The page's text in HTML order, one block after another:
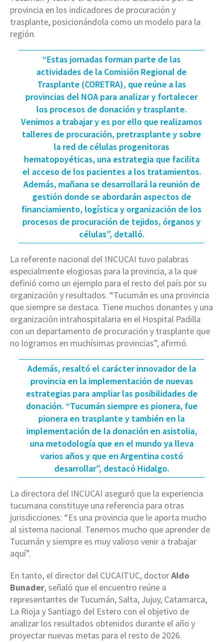
provincia en los indicadores de procuración y
trasplante, posicionándola como un modelo para la
región.
“Estas jornadas forman parte de las
actividades de la Comisión Regional de
Trasplante (CORETRA), que reúne a las
provincias del NOA para analizar y fortalecer
los procesos de donación y trasplante.
Venimos a trabajar y es por ello que realizamos
talleres de procuración, pretrasplante y sobre
la red de células progenitoras
hematopoyéticas, una estrategia que facilita
el acceso de los pacientes a los tratamientos.
Además, mañana se desarrollará la reunión de
gestión donde se abordarán aspectos de
financiamiento, logística y organización de los
procesos de procuración de tejidos, órganos y
células”, detalló.
La referente nacional del INCUCAI tuvo palabras
especialmente elogiosas para la provincia, a la que
definió como un ejemplo para el resto del país por su
organización y resultados. “Tucumán es una provincia
que siempre se destaca. Tiene muchos donantes y una
organización intrahospitalaria en el Hospital Padilla
con un departamento de procuración y trasplante que
no logramos en muchísimas provincias”, afirmó.
Además, resaltó el carácter innovador de la
provincia en la implementación de nuevas
estrategias para ampliar las posibilidades de
donación. “Tucumán siempre es pionera, fue
pionera en trasplante y también en la
implementación de la donación en asistolia,
una metodología que en el mundo ya lleva
varios años y que en Argentina costó
desarrollar”, destacó Hidalgo.
La directora del INCUCAI aseguró que la experiencia
tucumana constituye una referencia para otras
jurisdicciones: “Es una provincia que le aporta mucho
al sistema nacional. Tenemos mucho que aprender de
Tucumán y siempre es muy valioso venir a trabajar
aquí”.
En tanto, el director del CUCAITUC, doctorAldo
Bunader, señaló que el encuentro reúne a
representantes de Tucumán, Salta, Jujuy, Catamarca,
La Rioja y Santiago del Estero con el objetivo de
analizar los resultados obtenidos durante el año y
proyectar nuevas metas para el resto de 2026.